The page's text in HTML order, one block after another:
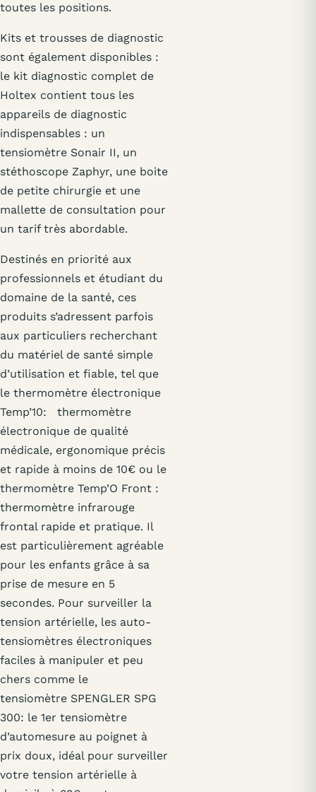
toutes les positions.
Kits et trousses de diagnostic
sont également disponibles :
le kit diagnostic complet de
Holtex contient tous les
appareils de diagnostic
indispensables : un
tensiomètre Sonair II, un
stéthoscope Zaphyr, une boite
de petite chirurgie et une
mallette de consultation pour
un tarif très abordable.
Destinés en priorité aux
professionnels et étudiant du
domaine de la santé, ces
produits s’adressent parfois
aux particuliers recherchant
du matériel de santé simple
d’utilisation et fiable, tel que
le thermomètre électronique
Temp’10: thermomètre
électronique de qualité
médicale, ergonomique précis
et rapide à moins de 10€ ou le
thermomètre Temp’O Front :
thermomètre infrarouge
frontal rapide et pratique. Il
est particulièrement agréable
pour les enfants grâce à sa
prise de mesure en 5
secondes. Pour surveiller la
tension artérielle, les auto-
tensiomètres électroniques
faciles à manipuler et peu
chers comme le
tensiomètre SPENGLER SPG
300: le 1er tensiomètre
d’automesure au poignet à
prix doux, idéal pour surveiller
votre tension artérielle à